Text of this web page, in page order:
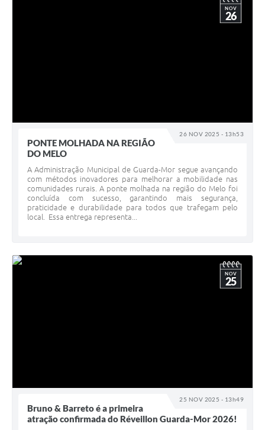
26 NOV 2025 - 13h53
NOV
26
PONTE MOLHADA NA REGIÃO
DO MELO
A Administração Municipal de Guarda-Mor segue avançando
com métodos inovadores para melhorar a mobilidade nas
comunidades rurais. A ponte molhada na região do Melo foi
concluída com sucesso, garantindo mais segurança,
praticidade e durabilidade para todos que trafegam pelo
local. Essa entrega representa...
25 NOV 2025 - 13h49
NOV
25
Bruno & Barreto é a primeira
atração confirmada do Réveillon Guarda-Mor 2026!